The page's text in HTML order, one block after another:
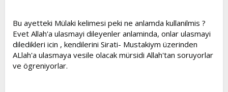
Bu ayetteki Mülaki kelimesi peki ne anlamda kullanilmis ?
Evet Allah'a ulasmayi dileyenler anlaminda, onlar ulasmayi
diledikleri icin , kendilerini Sirati- Mustakiym üzerinden
ALlah'a ulasmaya vesile olacak mürsidi Allah'tan soruyorlar
ve ögreniyorlar.